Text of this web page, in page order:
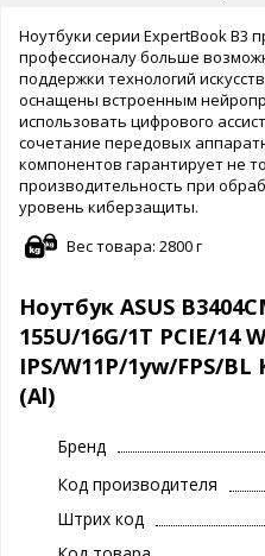
Ноутбуки серии ExpertBook B3
профессионалу больше
поддержки технологий
оснащены встроенным
использовать цифрового
сочетание передовых
компонентов гарантирует не
производительность при
уровень киберзащиты.
Вес товара: 2800 г
Ноутбук ASUS
155U/16G/1T PCIE/14
IPS/W11P/1yw/FPS/
(Al)
Бренд
Код производителя
Штрих код